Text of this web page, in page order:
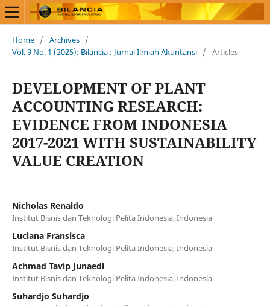
Home / Archives /
Vol. 9 No. 1 (2025): Bilancia : Jurnal Ilmiah Akuntansi / Articles
DEVELOPMENT OF PLANT
ACCOUNTING RESEARCH:
EVIDENCE FROM INDONESIA
2017-2021 WITH SUSTAINABILITY
VALUE CREATION
Nicholas Renaldo
Institut Bisnis dan Teknologi Pelita Indonesia, Indonesia
Luciana Fransisca
Institut Bisnis dan Teknologi Pelita Indonesia, Indonesia
Achmad Tavip Junaedi
Institut Bisnis dan Teknologi Pelita Indonesia, Indonesia
Suhardjo Suhardjo